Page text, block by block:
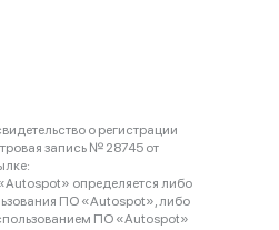
о регистрации
запись № 28745 от
определяется либо
ПО «Autospot», либо
ПО «Autospot»